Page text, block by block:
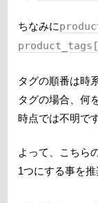
ちなみに
タグの順番は時
タグの場合、何
時点では不明です
よって、こちら
1つにする事を推